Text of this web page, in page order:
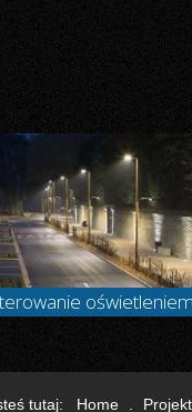
Sterowanie oświetleniem